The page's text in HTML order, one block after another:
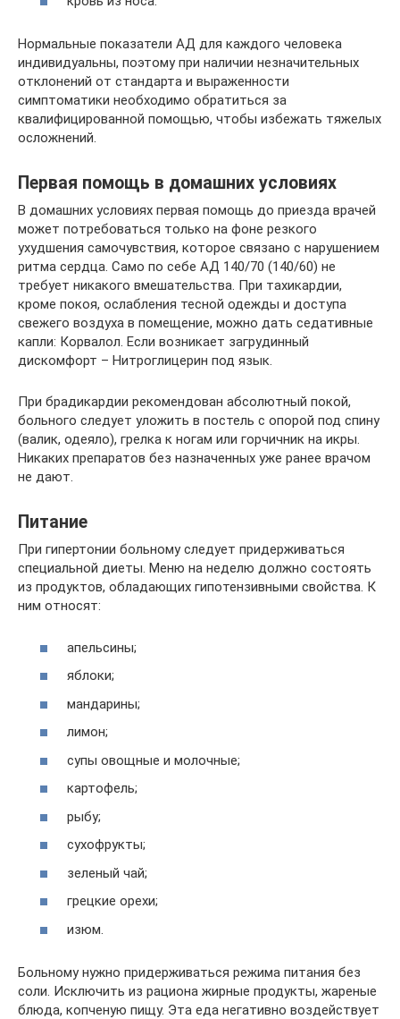
Нормальные показатели АД для каждого человека
индивидуальны, поэтому при наличии незначительных
отклонений от стандарта и выраженности
симптоматики необходимо обратиться за
квалифицированной помощью, чтобы избежать тяжелых
осложнений.
Первая помощь в домашних условиях
В домашних условиях первая помощь до приезда врачей
может потребоваться только на фоне резкого
ухудшения самочувствия, которое связано с нарушением
ритма сердца. Само по себе АД 140/70 (140/60) не
требует никакого вмешательства. При тахикардии,
кроме покоя, ослабления тесной одежды и доступа
свежего воздуха в помещение, можно дать седативные
капли: Корвалол. Если возникает загрудинный
дискомфорт – Нитроглицерин под язык.
При брадикардии рекомендован абсолютный покой,
больного следует уложить в постель с опорой под спину
(валик, одеяло), грелка к ногам или горчичник на икры.
Никаких препаратов без назначенных уже ранее врачом
не дают.
Питание
При гипертонии больному следует придерживаться
специальной диеты. Меню на неделю должно состоять
из продуктов, обладающих гипотензивными свойства. К
ним относят:
апельсины;
яблоки;
мандарины;
лимон;
супы овощные и молочные;
картофель;
рыбу;
сухофрукты;
зеленый чай;
грецкие орехи;
изюм.
Больному нужно придерживаться режима питания без
соли. Исключить из рациона жирные продукты, жареные
блюда, копченую пищу. Эта еда негативно воздействует